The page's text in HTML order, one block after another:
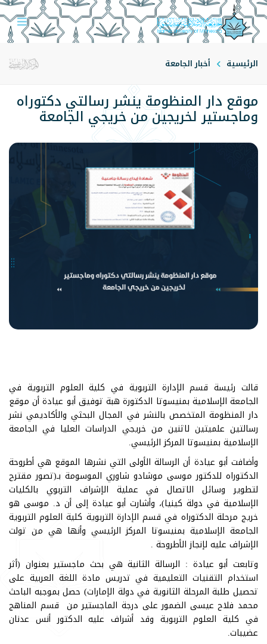
الرئيسية أخبار الجامعة
موقع دار المنظومة ينشر رسالتي دكتوراه
وماجستير لخريجين من خريجي الجامعة
قالت رئيسة قسم الإدارة التربوية في كلية العلوم التربوية في
الجامعة الإسلامية بمنيسوتا الدكتورة هبة توفيق أبو عيادة أن موقع
دار المنظومة المتخصص بالنشر في المجال البحثي والأكاديمي نشر
رسالتين علميتين لاثنين من خريجي الدراسات العليا في الجامعة
الإسلامية بمنيسوتا المركز الرئيسي.
وأضافت أبو عيادة أن الرسالة الأولى التي نشرها الموقع هي أطروحة
الدكتوراه للدكتور موسى موشادو شاوري الموسومة بـ(تصور مقترح
لتطوير وسائل الاتصال في عملية الإشراف التربوي بالكليات
الإسلامية في دولة كينيا)، وأشارت أبو عيادة إلى أن د. موسى هو
خريج مرحلة الدكتوراه في قسم الإدارة التربوية كلية العلوم التربوية
الجامعة الإسلامية بمنيسوتا المركز الرئيسي وأنها هي من تولت
الإشراف عليه لإنجاز الأطروحة .
وتابعت أبو عيادة : الرسالة الثانية هي بحث ماجستير بعنوان (أثر
استخدام التقنيات التعليمية في تدريس مادة اللغة العربية على
تحصيل طلبة المرحلة الثانوية في دولة الإمارات) حصل بموجبه الباحث
محمد فلاح عيسى الضمور على درجة الماجستير من قسم المناهج
في كلية العلوم التربوية وقد أشراف عليه الدكتور أنس عدنان
عضيبات.